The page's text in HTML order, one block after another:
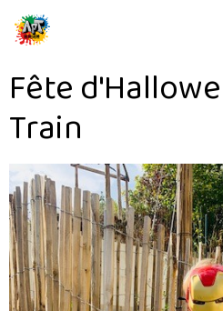
Fête
Train